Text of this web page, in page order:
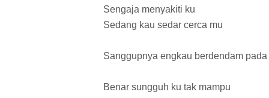
Sengaja menyakiti ku
Sedang kau sedar cerca mu
Sanggupnya engkau berdendam
Benar sungguh ku tak mampu